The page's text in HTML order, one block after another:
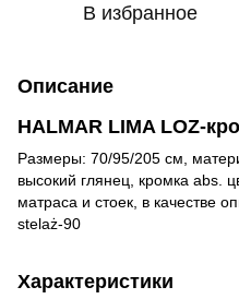
В избранное
Описание
HALMAR LIMA LOZ-
Размеры: 70/95/205 см,
высокий глянец, кромка abs.
матраса и стоек, в качестве
stelaż-90
Характеристики